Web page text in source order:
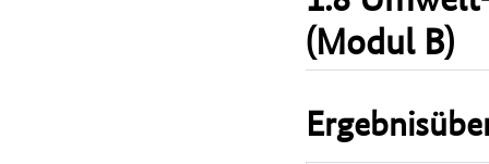
(Modul B)